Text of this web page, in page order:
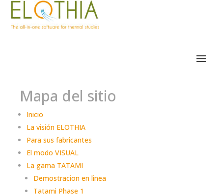
Mapa del sitio
Inicio
La visión ELOTHIA
Para sus fabricantes
El modo VISUAL
La gama TATAMI
Demostracion en linea
Tatami Phase 1